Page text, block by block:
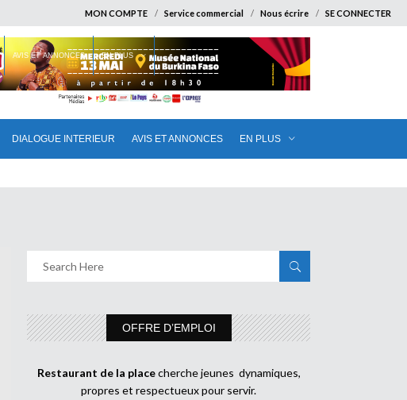
MON COMPTE Service commercial Nous écrire SE CONNECTER
DIALOGUE INTERIEUR AVIS ET ANNONCES EN PLUS
AVIS ET ANNONCES EN PLUS
OFFRE D’EMPLOI
Restaurant de la placecherche jeunes dynamiques,
propres et respectueux pour servir.